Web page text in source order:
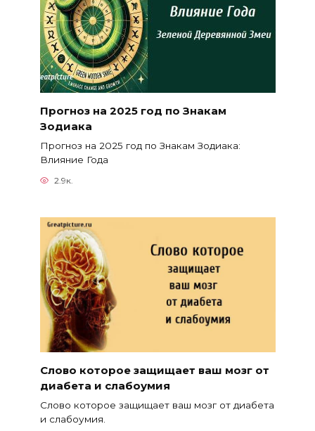
Прогноз на 2025 год по Знакам
Зодиака
Прогноз на 2025 год по Знакам Зодиака:
Влияние Года
2.9к.
Слово которое защищает ваш мозг от
диабета и слабоумия
Слово которое защищает ваш мозг от диабета
и слабоумия.